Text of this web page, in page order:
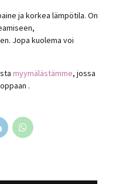
ja korkea lämpötila. On
Jopa kuolema voi
myymälästämme, jossa
.